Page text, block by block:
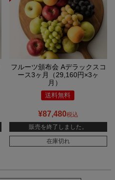
フルーツ頒布会 Aデラックスコ
ース3ヶ月（29,160円×3ヶ
月）
送料無料
¥87,480税込
販売を終了しました。
在庫切れ